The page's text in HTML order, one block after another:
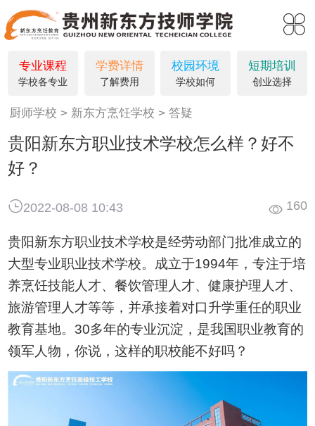
请问您是要咨询学习吗? 刚刚
专业课程
学校各专业
学费详情
了解费用
校园环境
学校如何
短期培训
创业选择
厨师学校 新东方烹饪学校 答疑
贵阳新东方职业技术学校怎么样？好不
好？
2022-08-08 10:43 160
贵阳新东方职业技术学校是经劳动部门批准成立的
大型专业职业技术学校。成立于1994年，专注于培
养烹饪技能人才、餐饮管理人才、健康护理人才、
旅游管理人才等等，并承接着对口升学重任的职业
教育基地。30多年的专业沉淀，是我国职业教育的
领军人物，你说，这样的职校能不好吗？